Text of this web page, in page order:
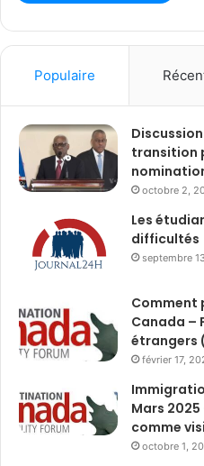
Populaire
transition
octobre 2,
Les
difficultés
septembre
Comment
Canada –
étrangers
février 17,
Mars
comme
octobre 1,